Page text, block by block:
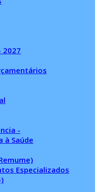
2027
-
à Saúde
Especializados